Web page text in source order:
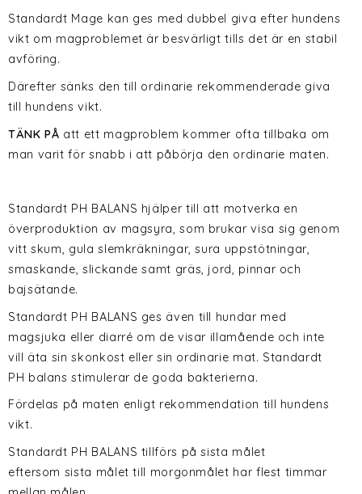
Standardt Mage kan ges med dubbel giva efter hundens
vikt om magproblemet är besvärligt tills det är en stabil
avföring.
Därefter sänks den till ordinarie rekommenderade giva
till hundens vikt.
TÄNK PÅ att ett magproblem kommer ofta tillbaka om
man varit för snabb i att påbörja den ordinarie maten.
Standardt PH BALANS hjälper till att motverka en
överproduktion av magsyra, som brukar visa sig genom
vitt skum, gula slemkräkningar, sura uppstötningar,
smaskande, slickande samt gräs, jord, pinnar och
bajsätande.
Standardt PH BALANS ges även till hundar med
magsjuka eller diarré om de visar illamående och inte
vill äta sin skonkost eller sin ordinarie mat. Standardt
PH balans stimulerar de goda bakterierna.
Fördelas på maten enligt rekommendation till hundens
vikt.
Standardt PH BALANS tillförs på sista målet
eftersom sista målet till morgonmålet har flest timmar